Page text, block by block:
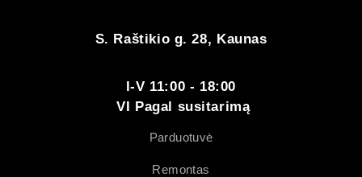
S. Raštikio g. 28, Kaunas
I-V 11:00 - 18:00
VI Pagal susitarimą
Parduotuvė
Remontas